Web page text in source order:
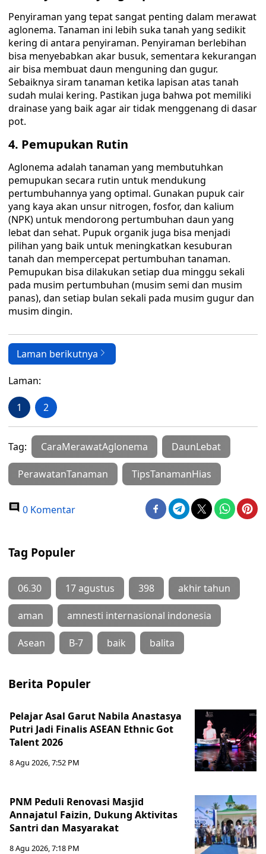
Penyiraman yang tepat sangat penting dalam merawat
aglonema. Tanaman ini lebih suka tanah yang sedikit
kering di antara penyiraman. Penyiraman berlebihan
bisa menyebabkan akar busuk, sementara kekurangan
air bisa membuat daun menguning dan gugur.
Sebaiknya siram tanaman ketika lapisan atas tanah
sudah mulai kering. Pastikan juga bahwa pot memiliki
drainase yang baik agar air tidak menggenang di dasar
pot.
4. Pemupukan Rutin
Aglonema adalah tanaman yang membutuhkan
pemupukan secara rutin untuk mendukung
pertumbuhannya yang optimal. Gunakan pupuk cair
yang kaya akan unsur nitrogen, fosfor, dan kalium
(NPK) untuk mendorong pertumbuhan daun yang
lebat dan sehat. Pupuk organik juga bisa menjadi
pilihan yang baik untuk meningkatkan kesuburan
tanah dan mempercepat pertumbuhan tanaman.
Pemupukan bisa dilakukan setiap dua minggu sekali
pada musim pertumbuhan (musim semi dan musim
panas), dan setiap bulan sekali pada musim gugur dan
musim dingin.
Laman berikutnya
Laman:
1 2
Tag: CaraMerawatAglonema DaunLebat
PerawatanTanaman TipsTanamanHias
0 Komentar
Tag Populer
06.30 17 agustus 398 akhir tahun
aman amnesti internasional indonesia
Asean B-7 baik balita
Berita Populer
Pelajar Asal Garut Nabila Anastasya
Putri Jadi Finalis ASEAN Ethnic Got
Talent 2026
8 Agu 2026, 7:52 PM
PNM Peduli Renovasi Masjid
Annajatul Faizin, Dukung Aktivitas
Santri dan Masyarakat
8 Agu 2026, 7:18 PM